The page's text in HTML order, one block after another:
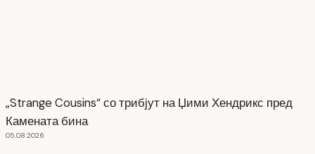
„Strange Cousins“ со трибјут на Џими Хендрикс пред
Камената бина
05.08.2026